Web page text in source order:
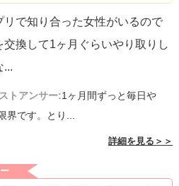
リで知り合った女性がいるので
交換して1ヶ月ぐらいやり取りし
...
トアンサー:1ヶ月間ずっと毎日や
界です。とり...
詳細を見る＞＞